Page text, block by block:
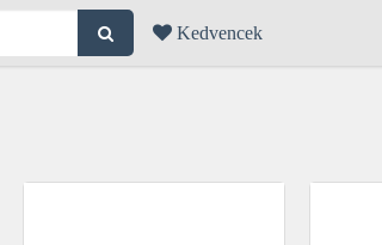
Kedvencek